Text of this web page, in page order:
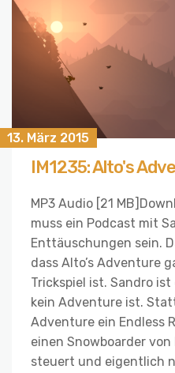
13. März 2015
IM1235: Alto's
MP3 Audio [21
muss ein Podcast mit
Enttäuschungen sein.
dass Alto’s Adventure
Trickspiel ist. Sandro
kein Adventure ist.
Adventure ein Endless
einen Snowboarder
steuert und eigentlich